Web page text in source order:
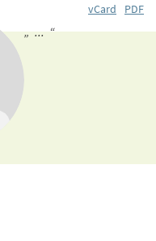
vCard
PDF
„ ... “